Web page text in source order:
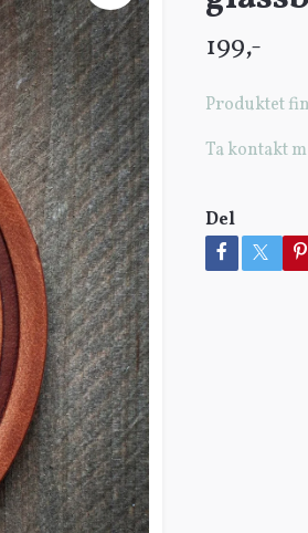
199,-
Produktet
Ta kontakt
Del